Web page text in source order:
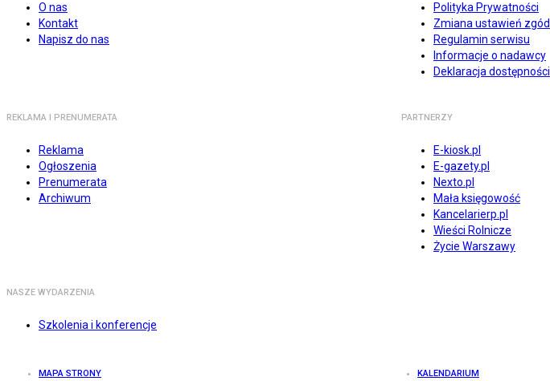
O nas
Kontakt
Napisz do nas
Polityka Prywatności
Zmiana ustawień zgód
Regulamin serwisu
Informacje o nadawcy
Deklaracja dostępności
REKLAMA I PRENUMERATA
Reklama
Ogłoszenia
Prenumerata
Archiwum
PARTNERZY
E-kiosk.pl
E-gazety.pl
Nexto.pl
Mała księgowość
Kancelarierp.pl
Wieści Rolnicze
Życie Warszawy
NASZE WYDARZENIA
Szkolenia i konferencje
MAPA STRONY KALENDARIUM